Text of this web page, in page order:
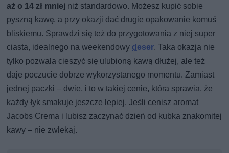
aż o 14 zł mniej niż standardowo. Możesz kupić sobie
pyszną kawę, a przy okazji dać drugie opakowanie komuś
bliskiemu. Sprawdzi się też do przygotowania z niej super
ciasta, idealnego na weekendowy deser. Taka okazja nie
tylko pozwala cieszyć się ulubioną kawą dłużej, ale też
daje poczucie dobrze wykorzystanego momentu. Zamiast
jednej paczki – dwie, i to w takiej cenie, która sprawia, że
każdy łyk smakuje jeszcze lepiej. Jeśli cenisz aromat
Jacobs Crema i lubisz zaczynać dzień od kubka znakomitej
kawy – nie zwlekaj.